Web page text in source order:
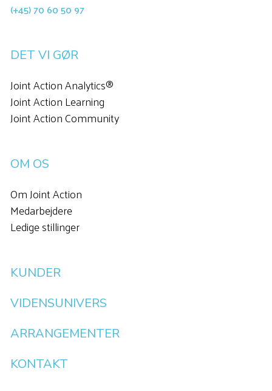
(+45) 70 60 50 97
DET VI GØR
Joint Action Analytics®
Joint Action Learning
Joint Action Community
OM OS
Om Joint Action
Medarbejdere
Ledige stillinger
KUNDER
VIDENSUNIVERS
ARRANGEMENTER
KONTAKT